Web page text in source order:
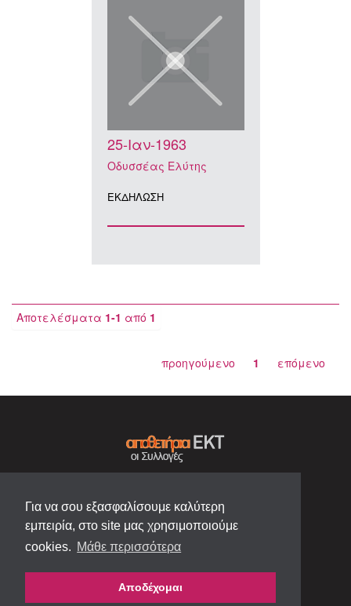
Για να σου εξασφαλίσουμε καλύτερη
εμπειρία, στο site μας χρησιμοποιούμε
cookies. Μάθε περισσότερα
Αποδέχομαι
25-Ιαν-1963
Οδυσσέας Ελύτης
ΕΚΔΗΛΩΣΗ
Αποτελέσματα 1-1 από 1
προηγούμενο 1 επόμενο